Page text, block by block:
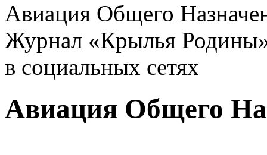
Авиация Общего
Журнал «Крылья
в социальных сетях
Авиация Общего